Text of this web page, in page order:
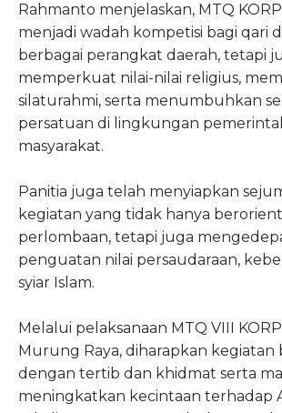
Rahmanto menjelaskan, MTQ
menjadi wadah kompetisi bagi qari
berbagai perangkat daerah, tetapi
memperkuat nilai-nilai religius,
silaturahmi, serta menumbuhkan
persatuan di lingkungan
masyarakat.
Panitia juga telah menyiapkan
kegiatan yang tidak hanya
perlombaan, tetapi juga
penguatan nilai persaudaraan,
syiar Islam.
Melalui pelaksanaan MTQ VIII
Murung Raya, diharapkan kegiatan
dengan tertib dan khidmat serta
meningkatkan kecintaan terhadap